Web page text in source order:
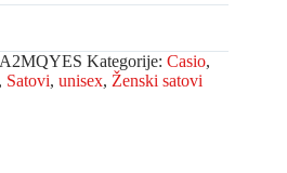
Kategorije: Casio,
, Satovi, unisex, Ženski satovi